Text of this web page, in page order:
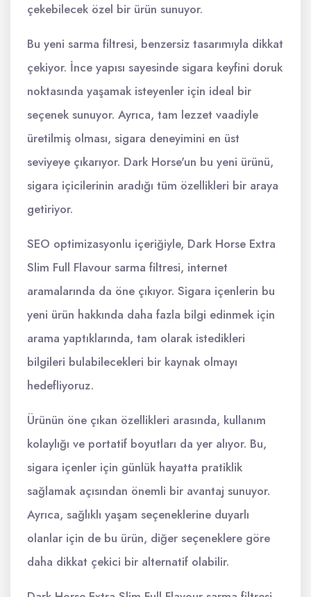
çekebilecek özel bir ürün sunuyor.
Bu yeni sarma filtresi, benzersiz tasarımıyla dikkat
çekiyor. İnce yapısı sayesinde sigara keyfini doruk
noktasında yaşamak isteyenler için ideal bir
seçenek sunuyor. Ayrıca, tam lezzet vaadiyle
üretilmiş olması, sigara deneyimini en üst
seviyeye çıkarıyor. Dark Horse'un bu yeni ürünü,
sigara içicilerinin aradığı tüm özellikleri bir araya
getiriyor.
SEO optimizasyonlu içeriğiyle, Dark Horse Extra
Slim Full Flavour sarma filtresi, internet
aramalarında da öne çıkıyor. Sigara içenlerin bu
yeni ürün hakkında daha fazla bilgi edinmek için
arama yaptıklarında, tam olarak istedikleri
bilgileri bulabilecekleri bir kaynak olmayı
hedefliyoruz.
Ürünün öne çıkan özellikleri arasında, kullanım
kolaylığı ve portatif boyutları da yer alıyor. Bu,
sigara içenler için günlük hayatta pratiklik
sağlamak açısından önemli bir avantaj sunuyor.
Ayrıca, sağlıklı yaşam seçeneklerine duyarlı
olanlar için de bu ürün, diğer seçeneklere göre
daha dikkat çekici bir alternatif olabilir.